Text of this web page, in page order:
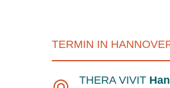
TERMIN IN
THERA VIVIT